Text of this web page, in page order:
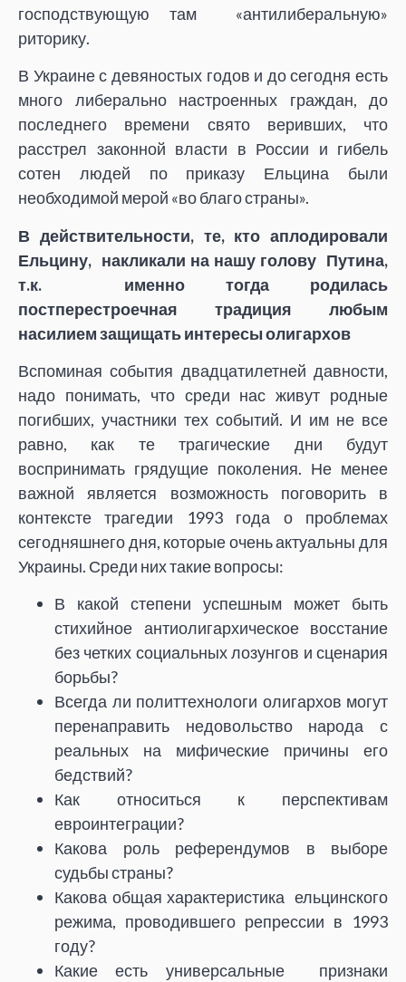
господствующую там «антилиберальную»
риторику.
В Украине с девяностых годов и до сегодня есть
много либерально настроенных граждан, до
последнего времени свято веривших, что
расстрел законной власти в России и гибель
сотен людей по приказу Ельцина были
необходимой мерой «во благо страны».
В действительности, те, кто аплодировали
Ельцину, накликали на нашу голову Путина,
т.к. именно тогда родилась
постперестроечная традиция любым
насилием защищать интересы олигархов
Вспоминая события двадцатилетней давности,
надо понимать, что среди нас живут родные
погибших, участники тех событий. И им не все
равно, как те трагические дни будут
воспринимать грядущие поколения. Не менее
важной является возможность поговорить в
контексте трагедии 1993 года о проблемах
сегодняшнего дня, которые очень актуальны для
Украины. Среди них такие вопросы:
В какой степени успешным может быть
стихийное антиолигархическое восстание
без четких социальных лозунгов и сценария
борьбы?
Всегда ли политтехнологи олигархов могут
перенаправить недовольство народа с
реальных на мифические причины его
бедствий?
Как относиться к перспективам
евроинтеграции?
Какова роль референдумов в выборе
судьбы страны?
Какова общая характеристика ельцинского
режима, проводившего репрессии в 1993
году?
Какие есть универсальные признаки